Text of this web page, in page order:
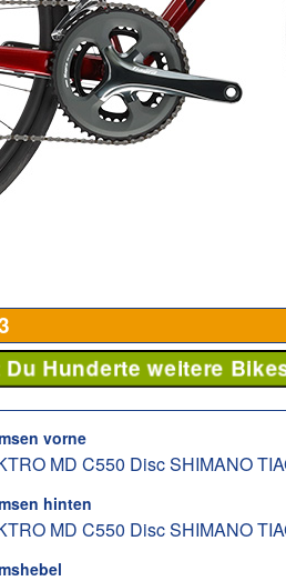
Hunderte weitere
vorne
MD C550 Disc SHIMANO
hinten
MD C550 Disc SHIMANO